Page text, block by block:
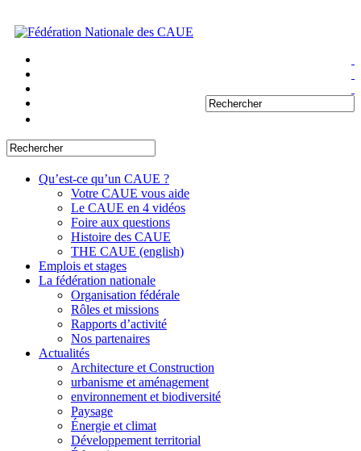
Qu’est-ce qu’un CAUE ?
Votre CAUE vous aide
Le CAUE en 4 vidéos
Foire aux questions
Histoire des CAUE
THE CAUE (english)
Emplois et stages
La fédération nationale
Organisation fédérale
Rôles et missions
Rapports d’activité
Nos partenaires
Actualités
Architecture et Construction
urbanisme et aménagement
environnement et biodiversité
Paysage
Énergie et climat
Développement territorial